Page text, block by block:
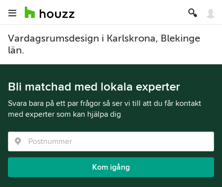
Vardagsrumsdesign i Karlskrona, Blekinge
län.
Bli matchad med lokala experter
Svara bara på ett par frågor så ser vi till att du får kontakt
med experter som kan hjälpa dig
Kom igång